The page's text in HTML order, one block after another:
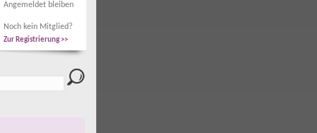
Angemeldet bleiben
Noch kein Mitglied?
Zur Registrierung >>